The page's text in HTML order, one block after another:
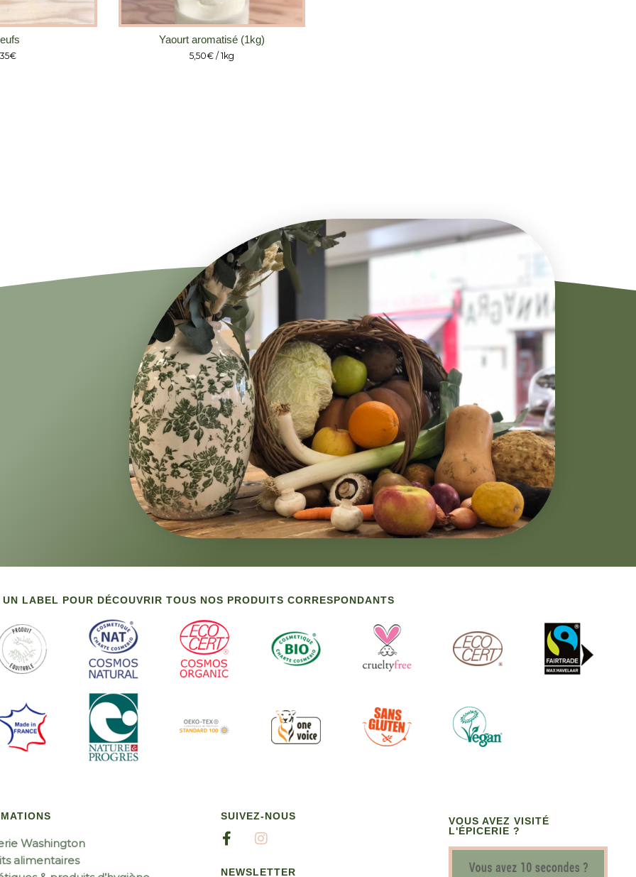
€
Yaourt aromatisé (1kg)
5,50€ / 1kg
LABEL POUR DÉCOUVRIR TOUS NOS PRODUITS CORRESPONDANTS
Washington
alimentaires
SUIVEZ-NOUS
NEWSLETTER
VOUS AVEZ VISITÉ
L'ÉPICERIE ?